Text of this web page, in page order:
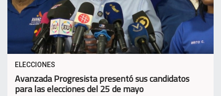
ELECCIONES
Avanzada Progresista presentó sus candidatos
para las elecciones del 25 de mayo